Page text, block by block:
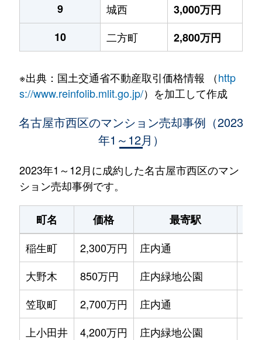
9
城西
3,000万円
10
二方町 2,800万円
※出典：国土交通省不動産取引価格情報 （http
s://www.reinfolib.mlit.go.jp/）を加工して作成
名古屋市西区のマンション売却事例（2023
年1～12月）
2023年1～12月に成約した名古屋市西区のマン
ション売却事例です。
町名 価格 最寄駅
稲生町
2,300万円 庄内通
大野木
850万円 庄内緑地公園
笠取町
2,700万円 庄内通
上小田井
4,200万円 庄内緑地公園